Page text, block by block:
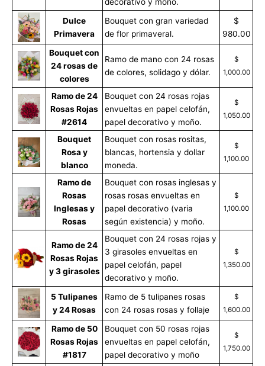
Dulce
Primavera
Bouquet con gran variedad
de flor primaveral.
$
980.00
Bouquet con
24 rosas de
colores
Ramo de mano con 24 rosas
de colores, solidago y dólar.
$
1,000.00
Ramo de 24
Rosas Rojas
#2614
Bouquet con 24 rosas rojas
envueltas en papel celofán,
papel decorativo y moño.
$
1,050.00
Bouquet
Rosa y
blanco
Bouquet con rosas rositas,
blancas, hortensia y dollar
moneda.
$
1,100.00
Ramo de
Rosas
Inglesas y
Rosas
Bouquet con rosas inglesas y
rosas rosas envueltas en
papel decorativo (varia
según existencia) y moño.
$
1,100.00
Ramo de 24
Rosas Rojas
y 3 girasoles
Bouquet con 24 rosas rojas y
3 girasoles envueltas en
papel celofán, papel
decorativo y moño.
$
1,350.00
5 Tulipanes
y 24 Rosas
Ramo de 5 tulipanes rosas
con 24 rosas rosas y follaje
$
1,600.00
Ramo de 50
Rosas Rojas
#1817
Bouquet con 50 rosas rojas
envueltas en papel celofán,
papel decorativo y moño
$
1,750.00